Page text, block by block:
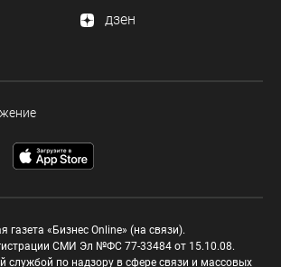
дзен
газета «Бизнес Online» (на связи).
СМИ Эл №ФС 77-33484 от 15.10.08.
службой по надзору в сфере связи и массовых